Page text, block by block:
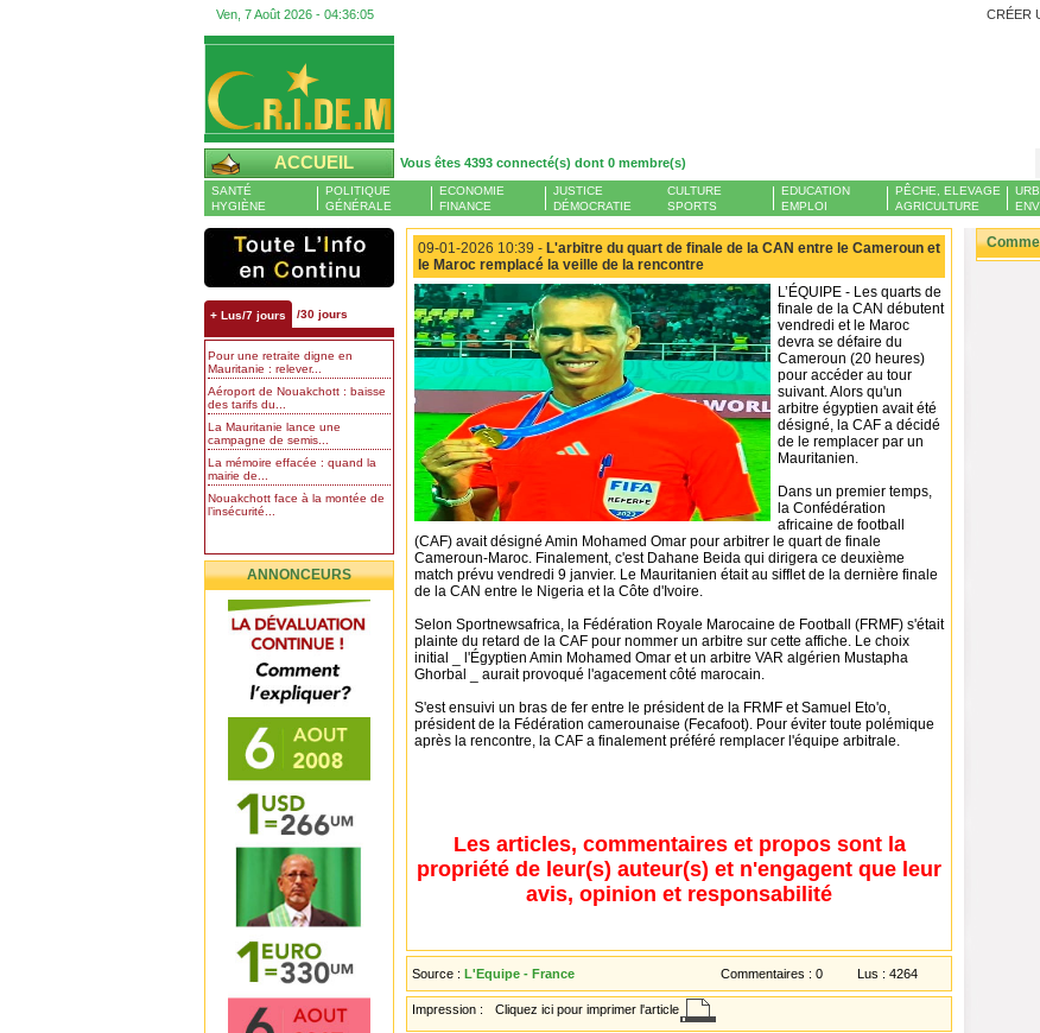
Ven, 7 Août 2026 - 04:36:06 CRÉER
ACCUEIL Vous êtes 4393 connecté(s) dont 0 membre(s)
SANTÉ
HYGIÈNE
POLITIQUE
GÉNÉRALE
ECONOMIE
FINANCE
JUSTICE
DÉMOCRATIE
CULTURE
SPORTS
EDUCATION
EMPLOI
PÊCHE, ELEVAGE
AGRICULTURE
+ Lus/7 jours /30 jours
Pour une retraite digne en
Mauritanie : relever...
Aéroport de Nouakchott : baisse
des tarifs du...
La Mauritanie lance une
campagne de semis...
La mémoire effacée : quand la
mairie de...
Nouakchott face à la montée de
l’insécurité...
ANNONCEURS
09-01-2026 10:39 - L'arbitre du quart de finale de la CAN entre le Cameroun et
le Maroc remplacé la veille de la rencontre
L’ÉQUIPE - Les quarts de
finale de la CAN débutent
vendredi et le Maroc
devra se défaire du
Cameroun (20 heures)
pour accéder au tour
suivant. Alors qu'un
arbitre égyptien avait été
désigné, la CAF a décidé
de le remplacer par un
Mauritanien.
Dans un premier temps,
la Confédération
africaine de football
(CAF) avait désigné Amin Mohamed Omar pour arbitrer le quart de finale
Cameroun-Maroc. Finalement, c'est Dahane Beida qui dirigera ce deuxième
match prévu vendredi 9 janvier. Le Mauritanien était au sifflet de la dernière finale
de la CAN entre le Nigeria et la Côte d'Ivoire.
Selon Sportnewsafrica, la Fédération Royale Marocaine de Football (FRMF) s'était
plainte du retard de la CAF pour nommer un arbitre sur cette affiche. Le choix
initial _ l'Égyptien Amin Mohamed Omar et un arbitre VAR algérien Mustapha
Ghorbal _ aurait provoqué l'agacement côté marocain.
S'est ensuivi un bras de fer entre le président de la FRMF et Samuel Eto'o,
président de la Fédération camerounaise (Fecafoot). Pour éviter toute polémique
après la rencontre, la CAF a finalement préféré remplacer l'équipe arbitrale.
Les articles, commentaires et propos sont la
propriété de leur(s) auteur(s) et n'engagent que leur
avis, opinion et responsabilité
Source : L'Equipe - France Commentaires : 0 Lus : 4264
Impression : Cliquez ici pour imprimer l'article